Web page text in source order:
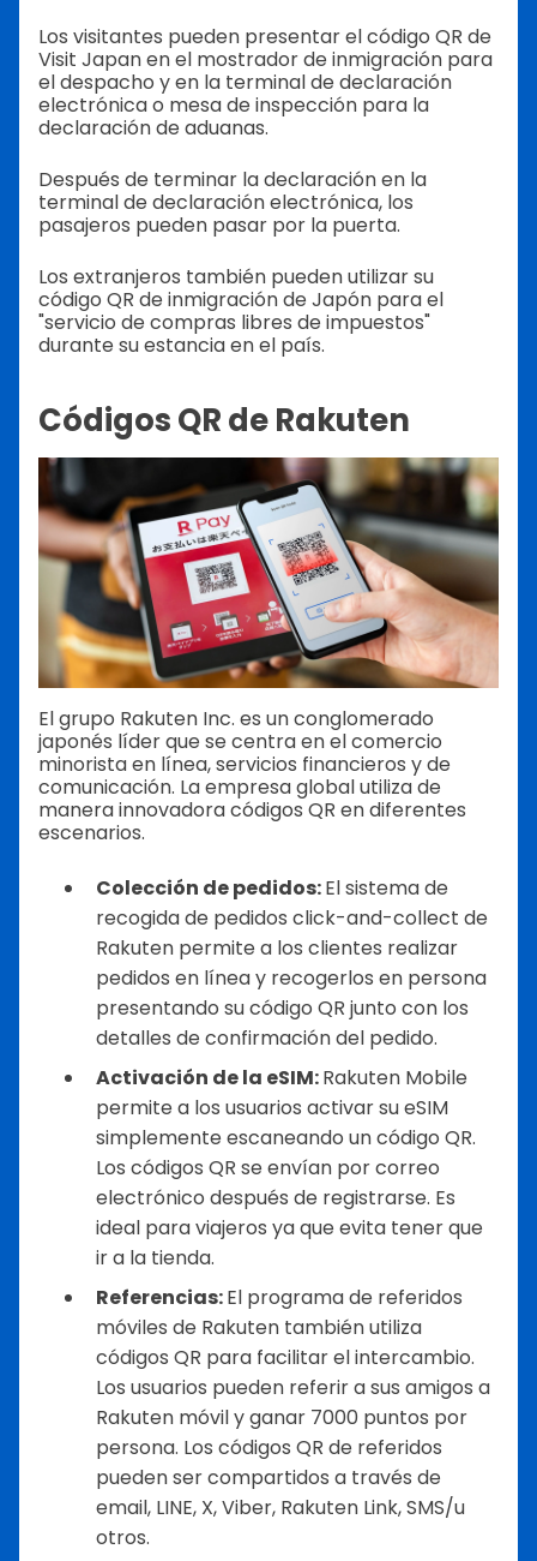
Los visitantes pueden presentar el código QR de
Visit Japan en el mostrador de inmigración para
el despacho y en la terminal de declaración
electrónica o mesa de inspección para la
declaración de aduanas.
Después de terminar la declaración en la
terminal de declaración electrónica, los
pasajeros pueden pasar por la puerta.
Los extranjeros también pueden utilizar su
código QR de inmigración de Japón para el
"servicio de compras libres de impuestos"
durante su estancia en el país.
Códigos QR de Rakuten
El grupo Rakuten Inc. es un conglomerado
japonés líder que se centra en el comercio
minorista en línea, servicios financieros y de
comunicación. La empresa global utiliza de
manera innovadora códigos QR en diferentes
escenarios.
Colección de pedidos:El sistema de
recogida de pedidos click-and-collect de
Rakuten permite a los clientes realizar
pedidos en línea y recogerlos en persona
presentando su código QR junto con los
detalles de confirmación del pedido.
Activación de la eSIM:Rakuten Mobile
permite a los usuarios activar su eSIM
simplemente escaneando un código QR.
Los códigos QR se envían por correo
electrónico después de registrarse. Es
ideal para viajeros ya que evita tener que
ir a la tienda.
Referencias:El programa de referidos
móviles de Rakuten también utiliza
códigos QR para facilitar el intercambio.
Los usuarios pueden referir a sus amigos a
Rakuten móvil y ganar 7000 puntos por
persona. Los códigos QR de referidos
pueden ser compartidos a través de
email, LINE, X, Viber, Rakuten Link, SMS/u
otros.